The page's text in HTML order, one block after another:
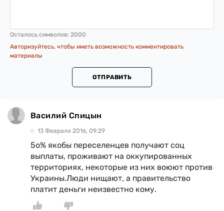
Осталось символов: 2000
Авторизуйтесь, чтобы иметь возможность комментировать
материалы
ОТПРАВИТЬ
Василий Спицын
13 Февраля 2016, 09:29
5о% якобы переселенцев получают соц
выплаты, проживают на оккупированных
территориях, некоторые из них воюют против
Украины.Люди нищают, а правительство
платит деньги неизвестно кому.